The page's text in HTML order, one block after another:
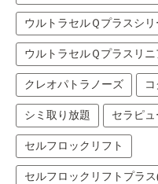
ウルトラセルＱプラスシリ
ウルトラセルＱプラスリニ
クレオパトラノーズ
シミ取り放題 セラピ
セルフロックリフト
セルフロックリフトプラス